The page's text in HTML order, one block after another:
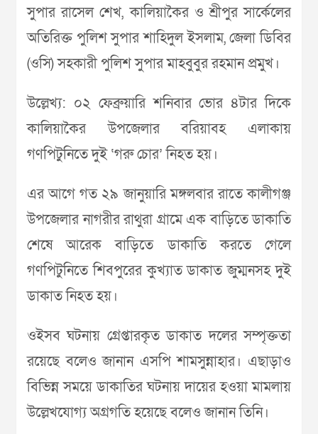
সুপার রাসেল শেখ, কালিয়াকৈর ও শ্রীপুর সার্কেলের
অতিরিক্ত পুলিশ সুপার শাহিদুল ইসলাম, জেলা ডিবির
(ওসি) সহকারী পুলিশ সুপার মাহবুবুর রহমান প্রমুখ।
উল্লেখ্য: ০২ ফেব্রুয়ারি শনিবার ভোর ৪টার দিকে
কালিয়াকৈর উপজেলার বরিয়াবহ এলাকায়
গণপিটুনিতে দুই ‘গরু চোর’ নিহত হয়।
এর আগে গত ২৯ জানুয়ারি মঙ্গলবার রাতে কালীগঞ্জ
উপজেলার নাগরীর রাথুরা গ্রামে এক বাড়িতে ডাকাতি
শেষে আরেক বাড়িতে ডাকাতি করতে গেলে
গণপিটুনিতে শিবপুরের কুখ্যাত ডাকাত জুম্মনসহ দুই
ডাকাত নিহত হয়।
ওইসব ঘটনায় গ্রেপ্তারকৃত ডাকাত দলের সম্পৃক্ততা
রয়েছে বলেও জানান এসপি শামসুন্নাহার। এছাড়াও
বিভিন্ন সময়ে ডাকাতির ঘটনায় দায়ের হওয়া মামলায়
উল্লেখযোগ্য অগ্রগতি হয়েছে বলেও জানান তিনি।